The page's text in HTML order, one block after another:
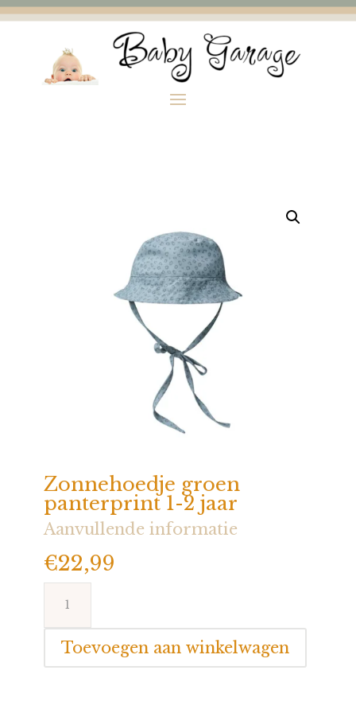
Zonnehoedje groen
panterprint 1-2 jaar
Aanvullende informatie
€22,99
groen
Toevoegen aan winkelwagen